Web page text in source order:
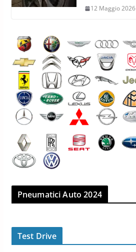
12 Maggio 2026
Pneumatici Auto 2024
Test Drive